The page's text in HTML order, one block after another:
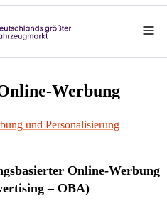
Werbung
und Personalisierung
Online-Werbung
– OBA)